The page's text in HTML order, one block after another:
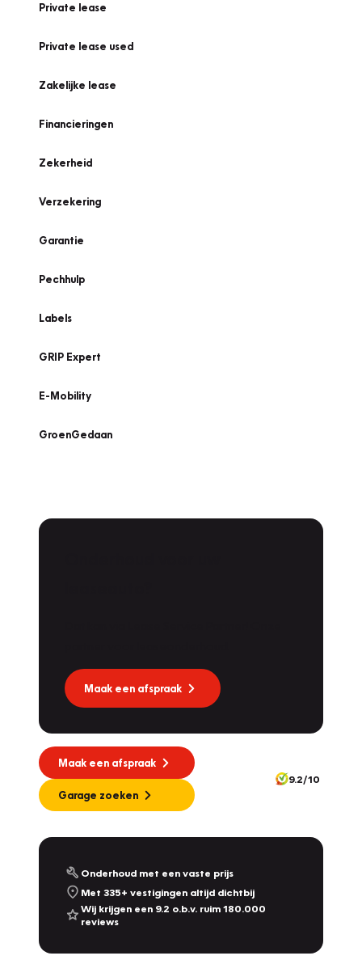
Private lease
Private lease used
Zakelijke lease
Financieringen
Zekerheid
Verzekering
Garantie
Pechhulp
Labels
GRIP Expert
E-Mobility
GroenGedaan
Maak een afspraak
Maak een afspraak
Garage zoeken
9.2/10
Onderhoud met een vaste prijs
Met 335+ vestigingen altijd dichtbij
Wij krijgen een 9.2 o.b.v. ruim 180.000
reviews